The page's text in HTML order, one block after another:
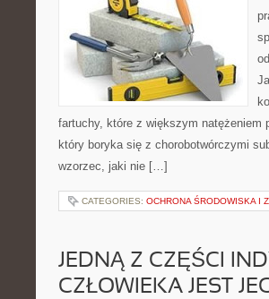
fartuchy, które z większym natężeniem
który boryka się z chorobotwórczymi
wzorzec, jaki nie […]
CATEGORIES: OCHRONA ŚRODOWISKA I
JEDNĄ Z CZĘŚCI
CZŁOWIEKA JEST